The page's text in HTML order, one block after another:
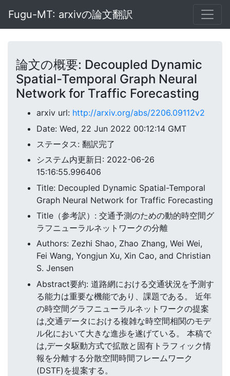
Fugu-MT: arxivの論文翻訳
論文の概要: Decoupled Dynamic
Spatial-Temporal Graph Neural
Network for Traffic Forecasting
arxiv url: http://arxiv.org/abs/2206.09112v2
Date: Wed, 22 Jun 2022 00:12:14 GMT
ステータス: 翻訳完了
システム内更新日: 2022-06-26
15:16:55.996406
Title: Decoupled Dynamic Spatial-Temporal
Graph Neural Network for Traffic Forecasting
Title（参考訳）: 交通予測のための動的時空間グ
ラフニューラルネットワークの分離
Authors: Zezhi Shao, Zhao Zhang, Wei Wei,
Fei Wang, Yongjun Xu, Xin Cao, and Christian
S. Jensen
Abstract要約: 道路網における交通状況を予測す
る能力は重要な機能であり、課題である。 近年
の時空間グラフニューラルネットワークの提案
は,交通データにおける複雑な時空間相関のモデ
ル化において大きな進歩を遂げている。 本稿で
は,データ駆動方式で拡散と固有トラフィック情
報を分離する分散空間時間フレームワーク
(DSTF)を提案する。